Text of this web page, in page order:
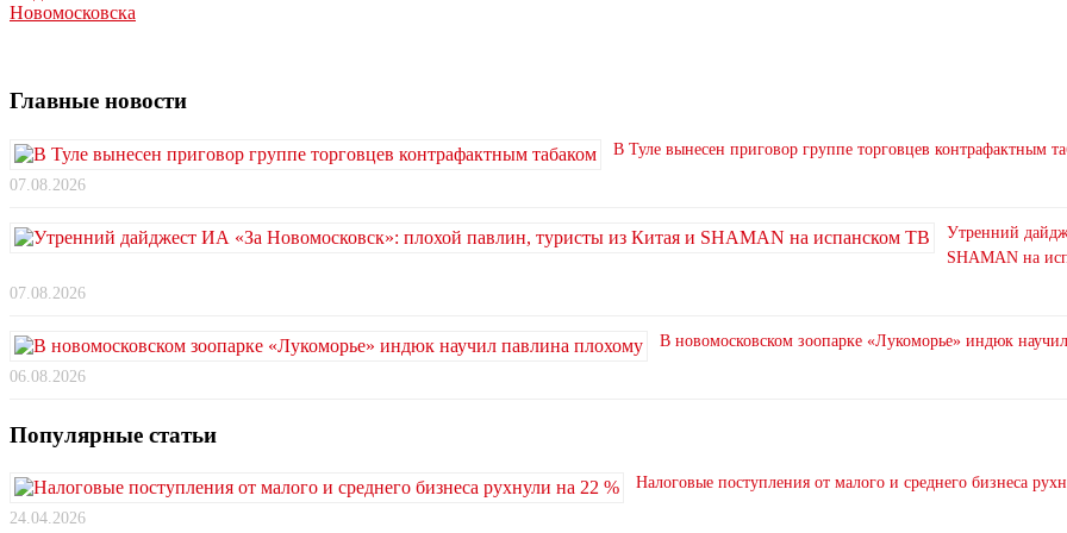
Новомосковска
Главные новости
В Туле вынесен приговор группе торговцев контрафактным
07.08.2026
Утренний
SHAMAN на
07.08.2026
В новомосковском зоопарке «Лукоморье» индюк
06.08.2026
Популярные статьи
Налоговые поступления от малого и среднего бизнеса
24.04.2026